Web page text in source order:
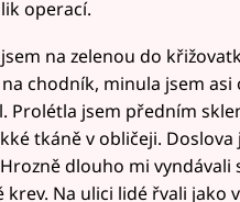
operací.
na zelenou do
chodník, minula jsem
Prolétla jsem předním
tkáně v obličeji.
dlouho mi vyndávali
krev. Na ulici lidé řvali jako